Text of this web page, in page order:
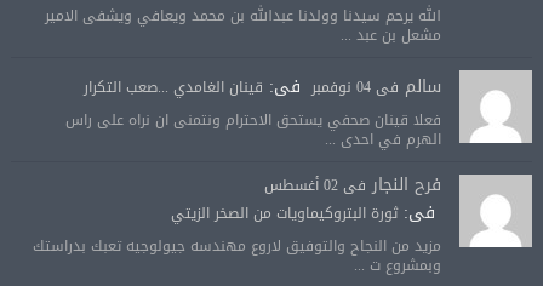
الله يرحم سيدنا وولدنا عبدالله بن محمد ويعافي ويشفى الامير
مشعل بن عبد ...
سالم فى 04 نوفمبر فى: قينان الغامدي ...صعب التكرار
فعلا قينان صحفي يستحق الاحترام ونتمنى ان نراه على راس
الهرم في احدى ...
فرح النجار فى 02 أغسطس
فى:ثورة البتروكيماويات من الصخر الزيتي
مزيد من النجاح والتوفيق لاروع مهندسه جيولوجيه تعبك بدراستك
وبمشروع ت ...